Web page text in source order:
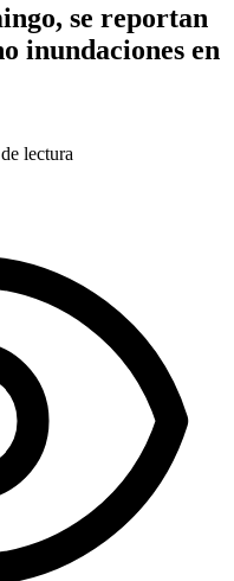
se reportan
inundaciones en
lectura